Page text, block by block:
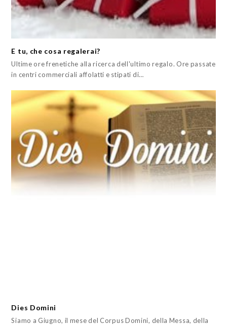
E tu, che cosa regalerai?
Ultime ore frenetiche alla ricerca dell'ultimo regalo. Ore passate
in centri commerciali affolatti e stipati di…
Dies Domini
Siamo a Giugno, il mese del Corpus Domini, della Messa, della